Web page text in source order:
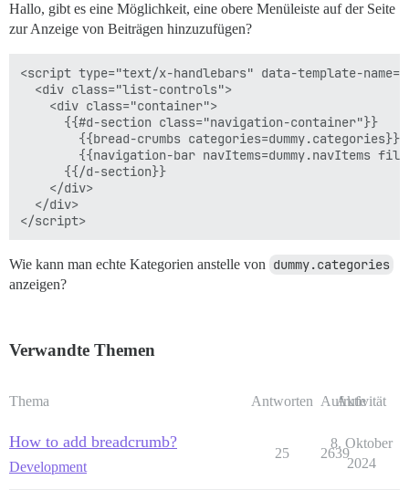
Hallo, gibt es eine Möglichkeit, eine obere Menüleiste auf der Seite
zur Anzeige von Beiträgen hinzuzufügen?
<script type="text/x-handlebars" data-template-
  <div class="list-controls">
    <div class="container">
      {{#d-section class="navigation-container"}}
        {{bread-crumbs categories=dummy.categories}}
{{navigation-bar navItems=dummy.navItems
      {{/d-section}}
    </div>
  </div>
Wie kann man echte Kategorien anstelle von dummy.categories
anzeigen?
Verwandte Themen
Thema Antworten Aufrufe
Aktivität
How to add breadcrumb?
Development
25 2639
8. Oktober
2024